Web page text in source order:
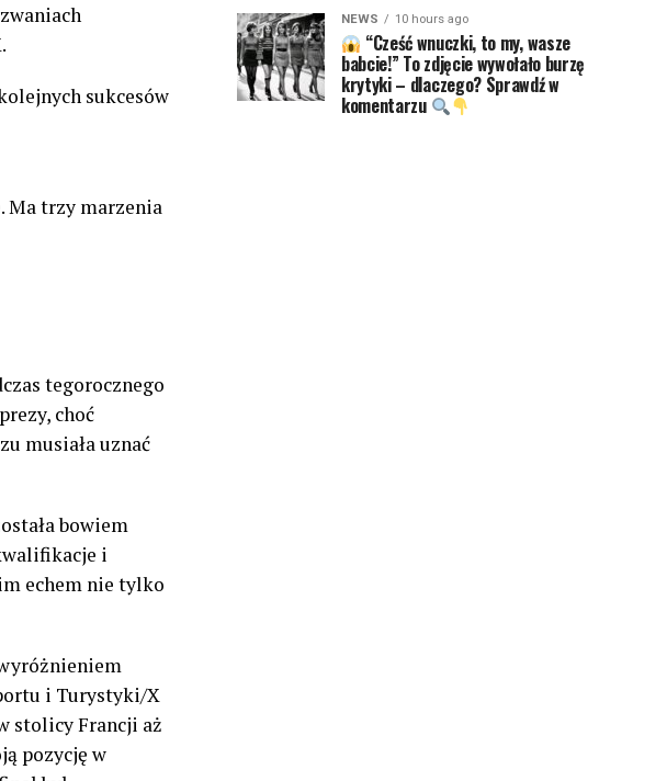
sukcesów
Ma trzy marzenia
tegorocznego
choć
musiała uznać
bowiem
i
echem nie tylko
i Turystyki/X
stolicy Francji aż
pozycję w
NEWS 10 hours ago
“Cześć wnuczki, to my, wasze
babcie!” To zdjęcie wywołało burzę
krytyki – dlaczego? Sprawdź w
komentarzu